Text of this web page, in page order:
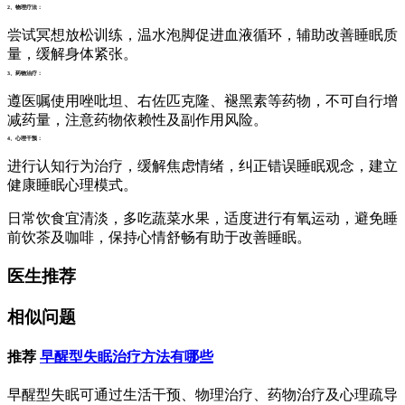
2、物理疗法：
尝试冥想放松训练，温水泡脚促进血液循环，辅助改善睡眠质
量，缓解身体紧张。
3、药物治疗：
遵医嘱使用唑吡坦、右佐匹克隆、褪黑素等药物，不可自行增
减药量，注意药物依赖性及副作用风险。
4、心理干预：
进行认知行为治疗，缓解焦虑情绪，纠正错误睡眠观念，建立
健康睡眠心理模式。
日常饮食宜清淡，多吃蔬菜水果，适度进行有氧运动，避免睡
前饮茶及咖啡，保持心情舒畅有助于改善睡眠。
医生推荐
相似问题
推荐 早醒型失眠治疗方法有哪些
早醒型失眠可通过生活干预、物理治疗、药物治疗及心理疏导